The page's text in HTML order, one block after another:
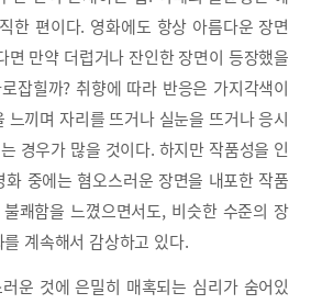
한 편이다. 영화에도 항상 아름다운 장면
면 만약 더럽거나 잔인한 장면이 등장했을
잡힐까? 취향에 따라 반응은 가지각색이
느끼며 자리를 뜨거나 실눈을 뜨거나 응시
경우가 많을 것이다. 하지만 작품성을 인
중에는 혐오스러운 장면을 내포한 작품
쾌함을 느꼈으면서도, 비슷한 수준의 장
계속해서 감상하고 있다.
운 것에 은밀히 매혹되는 심리가 숨어있